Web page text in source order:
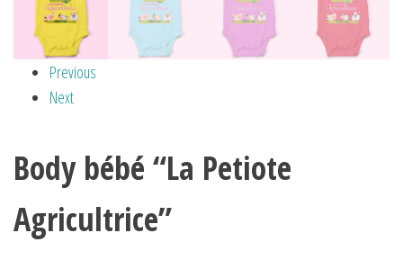
Previous
Next
Body bébé “La Petiote
Agricultrice”